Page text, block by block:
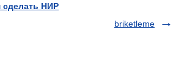
НИР
briketleme